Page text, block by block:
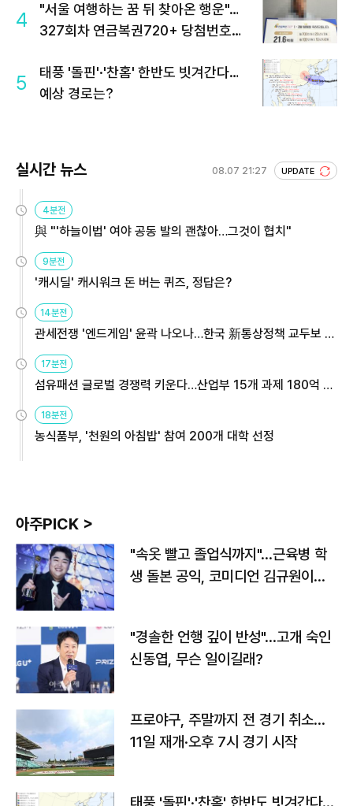
4
"서울 여행하는 꿈 뒤 찾아온 행운"…
327회차 연금복권720+ 당첨번호조
5
태풍 '돌핀'·'찬홈' 한반도 빗겨간다…
예상 경로는?
실시간 뉴스 08.07 21:27 UPDATE
4분전
與 "'하늘이법' 여야 공동 발의 괜찮아…그것이 협치"
9분전
'캐시딜' 캐시워크 돈 버는 퀴즈, 정답은?
14분전
관세전쟁 '엔드게임' 윤곽 나오나…한국 新통상정책 교두보 활
용해야
17분전
섬유패션 글로벌 경쟁력 키운다…산업부 15개 과제 180억 지
원
18분전
농식품부, '천원의 아침밥' 참여 200개 대학 선정
아주PICK >
"속옷 빨고 졸업식까지"…근육병 학
생 돌본 공익, 코미디언 김규원이었
"경솔한 언행 깊이 반성"…고개 숙인
신동엽, 무슨 일이길래?
프로야구, 주말까지 전 경기 취소…
11일 재개·오후 7시 경기 시작